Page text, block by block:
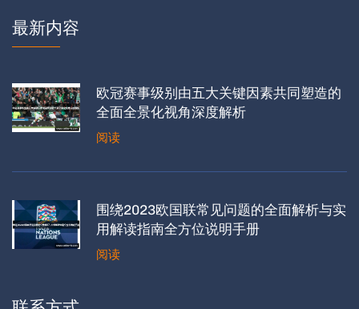
最新内容
欧冠赛事级别由五大关键因素共同塑造的
全面全景化视角深度解析
阅读
围绕2023欧国联常见问题的全面解析与实
用解读指南全方位说明手册
阅读